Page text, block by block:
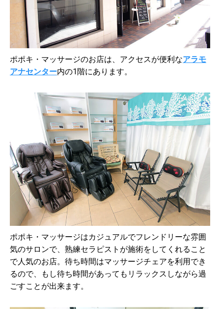
ポポキ・マッサージのお店は、アクセスが便利なアラモ
アナセンター内の1階にあります。
ポポキ・マッサージはカジュアルでフレンドリーな雰囲
気のサロンで、熟練セラピストが施術をしてくれること
で人気のお店。待ち時間はマッサージチェアを利用でき
るので、もし待ち時間があってもリラックスしながら過
ごすことが出来ます。